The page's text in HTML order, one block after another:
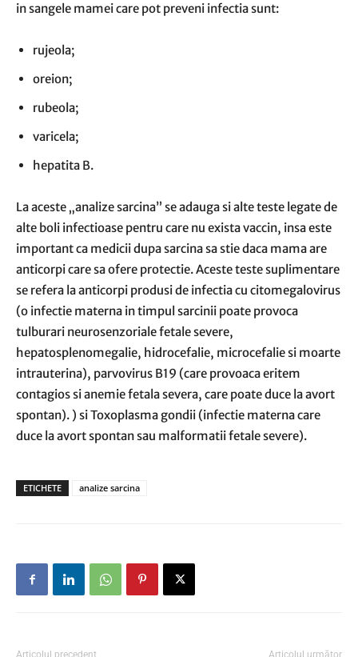
in sangele mamei care pot preveni infectia sunt:
rujeola;
oreion;
rubeola;
varicela;
hepatita B.
La aceste „analize sarcina” se adauga si alte teste legate de
alte boli infectioase pentru care nu exista vaccin, insa este
important ca medicii dupa sarcina sa stie daca mama are
anticorpi care sa ofere protectie. Aceste teste suplimentare
se refera la anticorpi produsi de infectia cu citomegalovirus
(o infectie materna in timpul sarcinii poate provoca
tulburari neurosenzoriale fetale severe,
hepatosplenomegalie, hidrocefalie, microcefalie si moarte
intrauterina), parvovirus B19 (care provoaca eritem
contagios si anemie fetala severa, care poate duce la avort
spontan). ) si Toxoplasma gondii (infectie materna care
duce la avort spontan sau malformatii fetale severe).
ETICHETE analize sarcina
Articolul precedent Articolul următor